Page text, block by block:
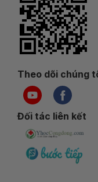
Theo dõi chúng
Đối tác liên kết